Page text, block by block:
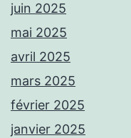
juin 2025
mai 2025
avril 2025
mars 2025
février 2025
janvier 2025